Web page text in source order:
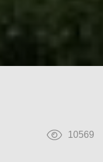
10569